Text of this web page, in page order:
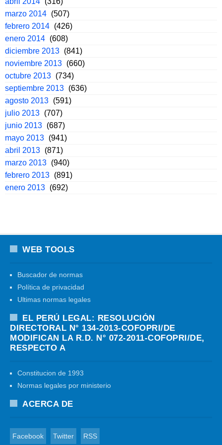
marzo 2014 (507)
febrero 2014 (426)
enero 2014 (608)
diciembre 2013 (841)
noviembre 2013 (660)
octubre 2013 (734)
septiembre 2013 (636)
agosto 2013 (591)
julio 2013 (707)
junio 2013 (687)
mayo 2013 (941)
abril 2013 (871)
marzo 2013 (940)
febrero 2013 (891)
enero 2013 (692)
WEB TOOLS
Buscador de normas
Política de privacidad
Ultimas normas legales
EL PERÚ LEGAL: RESOLUCIÓN
DIRECTORAL N° 134-2013-COFOPRI/DE
MODIFICAN LA R.D. N° 072-2011-COFOPRI/DE,
RESPECTO A
Constitucion de 1993
Normas legales por ministerio
ACERCA DE
Facebook Twitter RSS